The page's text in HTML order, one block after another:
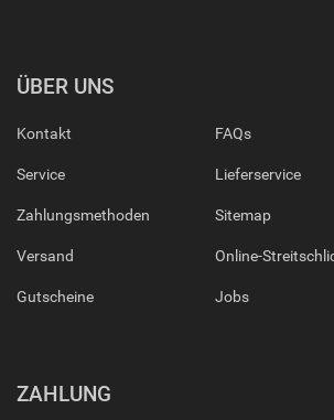
ÜBER UNS
Kontakt
Service
Zahlungsmethoden
Versand
Gutscheine
FAQs
Lieferservice
Sitemap
Online-
Jobs
ZAHLUNG